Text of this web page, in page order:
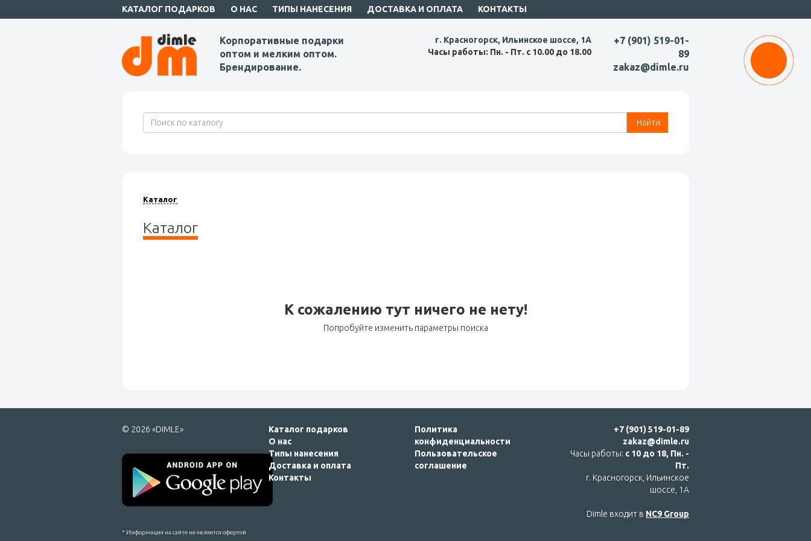
КАТАЛОГ ПОДАРКОВ О НАС ТИПЫ НАНЕСЕНИЯ ДОСТАВКА И ОПЛАТА КОНТАКТЫ
Корпоративные подарки
оптом и мелким оптом.
Брендирование.
г. Красногорск, Ильинское шоссе, 1А
Часы работы: Пн. - Пт. с 10.00 до 18.00
+7 (901) 519-01-
89
zakaz@dimle.ru
Найти
Каталог
Каталог
К сожалению тут ничего не нету!
Попробуйте изменить параметры поиска
© 2026 «DIMLE»
Каталог подарков
О нас
Типы нанесения
Доставка и оплата
Контакты
Политика
конфиденциальности
Пользовательское
соглашение
+7 (901) 519-01-89
zakaz@dimle.ru
Часы работы: с 10 до 18, Пн. -
Пт.
г. Красногорск, Ильинское
шоссе, 1А
Dimle входит в NC9 Group
* Информация на сайте не является офертой